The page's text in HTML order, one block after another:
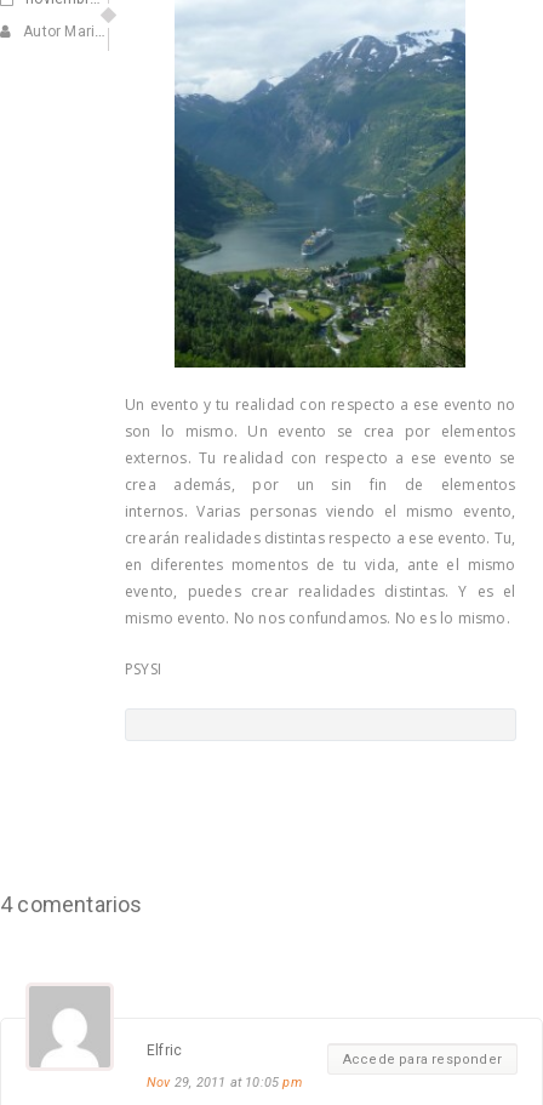
Autor Marisa Navarro
Un evento y tu realidad con respecto a ese evento no
son lo mismo. Un evento se crea por elementos
externos. Tu realidad con respecto a ese evento se
crea además, por un sin fin de elementos
internos. Varias personas viendo el mismo evento,
crearán realidades distintas respecto a ese evento. Tu,
en diferentes momentos de tu vida, ante el mismo
evento, puedes crear realidades distintas. Y es el
mismo evento. No nos confundamos. No es lo mismo.
PSYSI
4 comentarios
Accede para responder
Elfric
Nov29, 2011 at 10:05pm